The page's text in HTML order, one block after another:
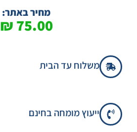
מחיר באתר:
75.00
₪
משלוח עד הבית
ייעוץ מומחה בחינם